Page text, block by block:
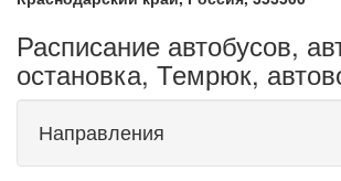
Расписание автобусов,
остановка, Темрюк,
Направления